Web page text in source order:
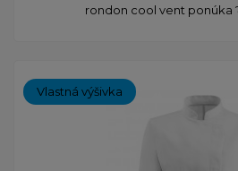
rondon cool vent ponúka ?
Vlastná výšivka